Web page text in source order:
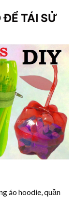
ĐỂ TÁI SỬ
áo hoodie, quần